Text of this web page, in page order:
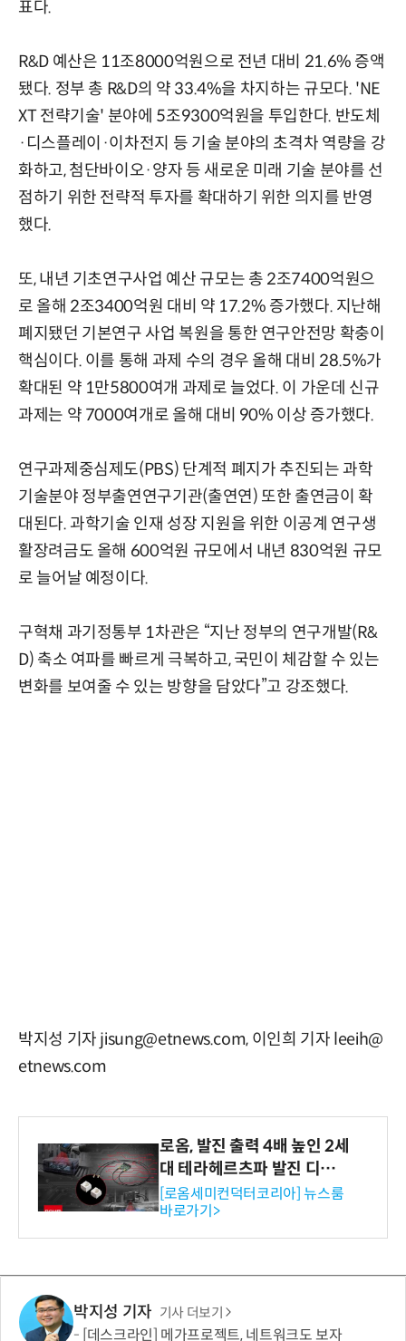
표다.
R&D 예산은 11조8000억원으로 전년 대비 21.6% 증액
됐다. 정부 총 R&D의 약 33.4%을 차지하는 규모다. 'NE
XT 전략기술' 분야에 5조9300억원을 투입한다. 반도체
·디스플레이·이차전지 등 기술 분야의 초격차 역량을 강
화하고, 첨단바이오·양자 등 새로운 미래 기술 분야를 선
점하기 위한 전략적 투자를 확대하기 위한 의지를 반영
했다.
또, 내년 기초연구사업 예산 규모는 총 2조7400억원으
로 올해 2조3400억원 대비 약 17.2% 증가했다. 지난해
폐지됐던 기본연구 사업 복원을 통한 연구안전망 확충이
핵심이다. 이를 통해 과제 수의 경우 올해 대비 28.5%가
확대된 약 1만5800여개 과제로 늘었다. 이 가운데 신규
과제는 약 7000여개로 올해 대비 90% 이상 증가했다.
연구과제중심제도(PBS) 단계적 폐지가 추진되는 과학
기술분야 정부출연연구기관(출연연) 또한 출연금이 확
대된다. 과학기술 인재 성장 지원을 위한 이공계 연구생
활장려금도 올해 600억원 규모에서 내년 830억원 규모
로 늘어날 예정이다.
구혁채 과기정통부 1차관은 “지난 정부의 연구개발(R&
D) 축소 여파를 빠르게 극복하고, 국민이 체감할 수 있는
변화를 보여줄 수 있는 방향을 담았다”고 강조했다.
박지성 기자 jisung@etnews.com, 이인희 기자 leeih@
etnews.com
로옴, 발진 출력 4배 높인 2세
대 테라헤르츠파 발진 디바이
스 개발
[로옴세미컨덕터코리아] 뉴스룸
바로가기>
박지성 기자 기사 더보기
[데스크라인] 메가프로젝트, 네트워크도 보자